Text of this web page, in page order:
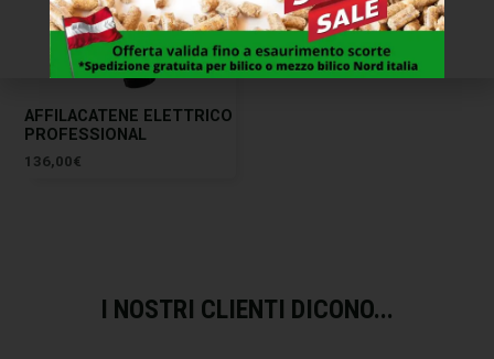
AFFILACATENE ELETTRICO
PROFESSIONAL
136,00€
I NOSTRI CLIENTI DICONO...